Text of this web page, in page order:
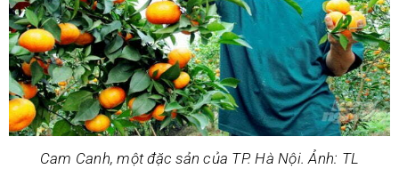
Cam Canh, một đặc sản của TP. Hà Nội. Ảnh: TL